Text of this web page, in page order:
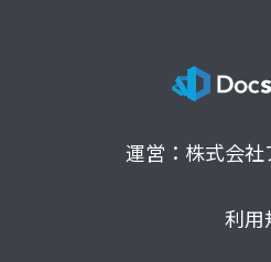
運営：株式会
利用